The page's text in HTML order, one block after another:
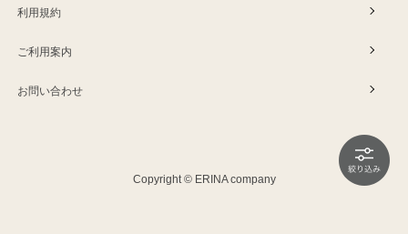
利用規約
ご利用案内
お問い合わせ
Copyright © ERINA company